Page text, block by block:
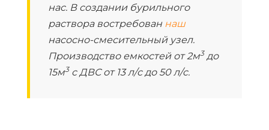
нас. В создании бурильного
раствора востребован наш
насосно-смесительный узел.
Производство емкостей от 2м3 до
15м3 с ДВС от 13 л/с до 50 л/c.